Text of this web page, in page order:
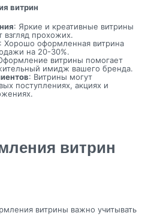
витрин
: Яркие и креативные витрины
взгляд прохожих.
: Хорошо оформленная витрина
на 20-30%.
витрины помогает
имидж вашего бренда.
: Витрины могут
поступлениях, акциях и
витрин
витрины важно учитывать